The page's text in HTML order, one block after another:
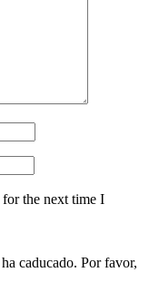
the next time I
caducado. Por favor,